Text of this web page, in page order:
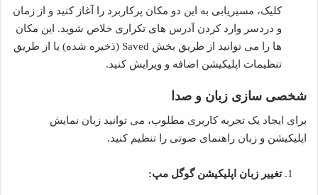
کلیک، مسیریابی به این دو مکان پرکاربرد را آغاز کنید و از زمان
و دردسر وارد کردن آدرس های تکراری خلاص شوید. این مکان
ها را می توانید از طریق بخش Saved (ذخیره شده) یا از طریق
تنظیمات اپلیکیشن اضافه و ویرایش کنید.
شخصی سازی زبان و صدا
برای ایجاد یک تجربه کاربری مطلوب، می توانید زبان نمایش
اپلیکیشن و زبان راهنمای صوتی را تنظیم کنید.
تغییر زبان اپلیکیشن گوگل مپ: